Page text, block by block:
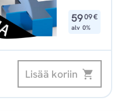
59,09€
alv 0%
Lisää koriin